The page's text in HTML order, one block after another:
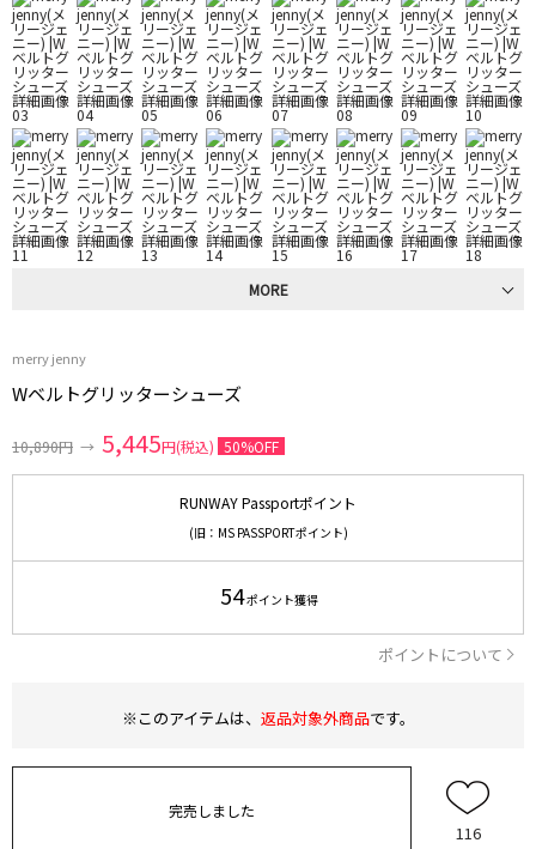
MORE
merry jenny
Wベルトグリッターシューズ
10,890円 → 5,445円(税込) 50%OFF
RUNWAY Passportポイント
(旧：MS PASSPORTポイント)
54ポイント獲得
ポイントについて
※このアイテムは、 返品対象外商品です。
完売しました
116